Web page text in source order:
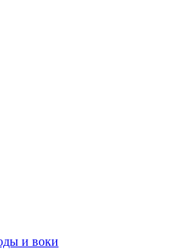
и воки